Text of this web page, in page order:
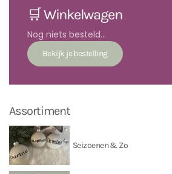
🛒 Winkelwagen
Nog niets besteld...
Assortiment
Seizoenen & Zo